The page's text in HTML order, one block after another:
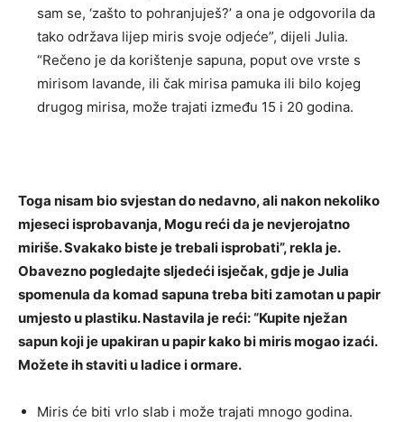
sam se, ‘zašto to pohranjuješ?’ a ona je odgovorila da
tako održava lijep miris svoje odjeće”, dijeli Julia.
“Rečeno je da korištenje sapuna, poput ove vrste s
mirisom lavande, ili čak mirisa pamuka ili bilo kojeg
drugog mirisa, može trajati između 15 i 20 godina.
Toga nisam bio svjestan do nedavno, ali nakon nekoliko
mjeseci isprobavanja, Mogu reći da je nevjerojatno
miriše. Svakako biste je trebali isprobati”, rekla je.
Obavezno pogledajte sljedeći isječak, gdje je Julia
spomenula da komad sapuna treba biti zamotan u papir
umjesto u plastiku. Nastavila je reći: “Kupite nježan
sapun koji je upakiran u papir kako bi miris mogao izaći.
Možete ih staviti u ladice i ormare.
Miris će biti vrlo slab i može trajati mnogo godina.